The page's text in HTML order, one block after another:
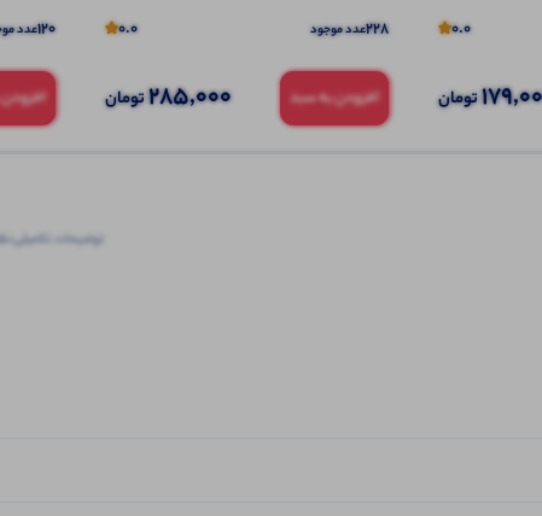
0.0
تومان
228عدد موجود 0.0
افزودن به سبد 285,000تومان
120عدد
توضیحات تکمیلی